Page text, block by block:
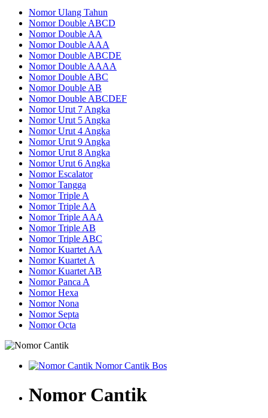
Nomor Ulang Tahun
Nomor Double ABCD
Nomor Double AA
Nomor Double AAA
Nomor Double ABCDE
Nomor Double AAAA
Nomor Double ABC
Nomor Double AB
Nomor Double ABCDEF
Nomor Urut 7 Angka
Nomor Urut 5 Angka
Nomor Urut 4 Angka
Nomor Urut 9 Angka
Nomor Urut 8 Angka
Nomor Urut 6 Angka
Nomor Escalator
Nomor Tangga
Nomor Triple A
Nomor Triple AA
Nomor Triple AAA
Nomor Triple AB
Nomor Triple ABC
Nomor Kuartet AA
Nomor Kuartet A
Nomor Kuartet AB
Nomor Panca A
Nomor Hexa
Nomor Nona
Nomor Septa
Nomor Octa
Nomor Cantik